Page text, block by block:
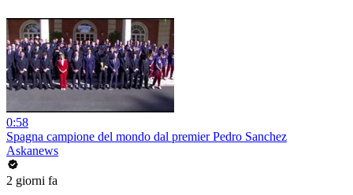
0:58
Spagna campione del mondo dal premier Pedro Sanchez
Askanews
2 giorni fa